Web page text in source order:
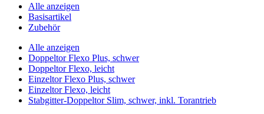
Alle anzeigen
Basisartikel
Zubehör
Alle anzeigen
Doppeltor Flexo Plus, schwer
Doppeltor Flexo, leicht
Einzeltor Flexo Plus, schwer
Einzeltor Flexo, leicht
Stabgitter-Doppeltor Slim, schwer, inkl. Torantrieb